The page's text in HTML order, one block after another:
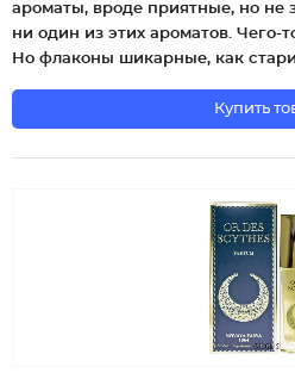
ароматы, вроде приятные, но не
ни один из этих ароматов. Чего-
Но флаконы шикарные, как
Купить